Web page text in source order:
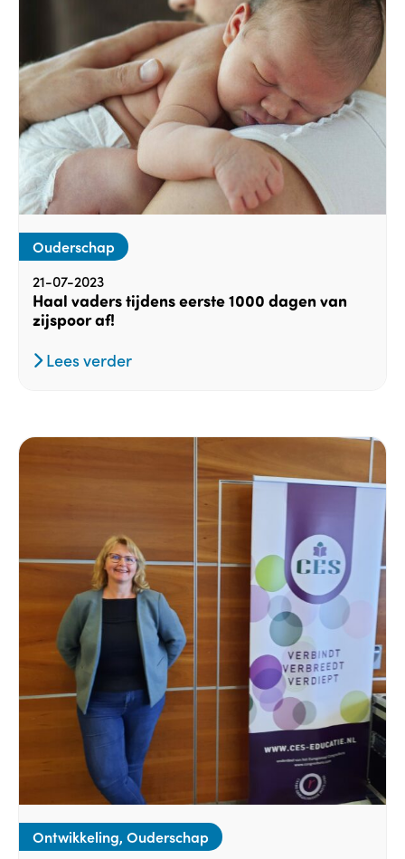
Ouderschap
21-07-2023
Haal vaders tijdens eerste 1000 dagen van
zijspoor af!
Lees verder
Ontwikkeling, Ouderschap